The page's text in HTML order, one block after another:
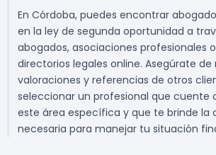
En Córdoba, puedes encontrar
en la ley de segunda oportunidad a
abogados, asociaciones profesionales
directorios legales online. Asegúrate de
valoraciones y referencias de otros
seleccionar un profesional que cuente
este área específica y que te brinde la
necesaria para manejar tu situación